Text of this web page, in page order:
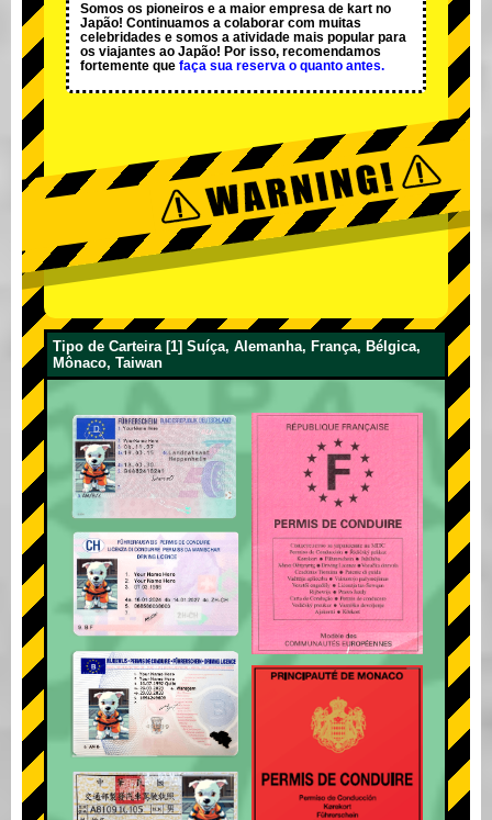
Somos os pioneiros e a maior empresa de kart no
Japão! Continuamos a colaborar com muitas
celebridades e somos a atividade mais popular para
os viajantes ao Japão! Por isso, recomendamos
fortemente que faça sua reserva o quanto antes.
Tipo de Carteira [1] Suíça, Alemanha, França, Bélgica,
Mônaco, Taiwan